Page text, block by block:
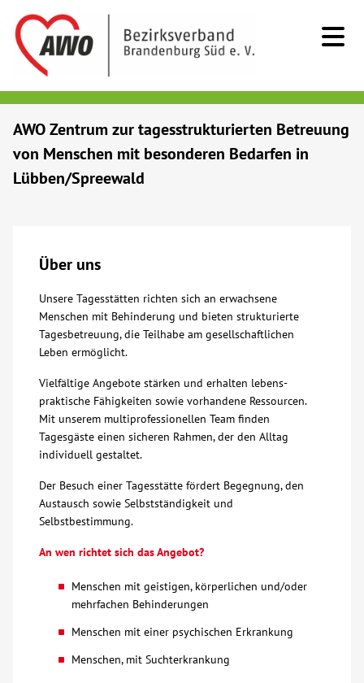
Senioren
Beratung & Hilfe
Begegnung
Bildung
Über uns
Veranstaltungen
Spenden
Karriere
Ausbildung
AWO Zentrum zur tagesstrukturierten Betreuung
von Menschen mit besonderen Bedarfen in
Lübben/Spreewald
Über uns
Unsere Tagesstätten richten sich an erwachsene
Menschen mit Behinderung und bieten strukturierte
Tagesbetreuung, die Teilhabe am gesellschaftlichen
Leben ermöglicht.
Vielfältige Angebote stärken und erhalten lebens-
praktische Fähigkeiten sowie vorhandene Ressourcen.
Mit unserem multiprofessionellen Team finden
Tagesgäste einen sicheren Rahmen, der den Alltag
individuell gestaltet.
Der Besuch einer Tagesstätte fördert Begegnung, den
Austausch sowie Selbstständigkeit und
Selbstbestimmung.
An wen richtet sich das Angebot?
Menschen mit geistigen, körperlichen und/oder
mehrfachen Behinderungen
Menschen mit einer psychischen Erkrankung
Menschen, mit Suchterkrankung